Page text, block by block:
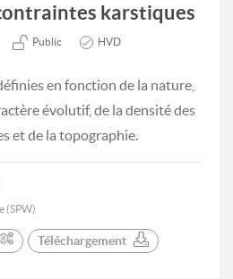
karstiques
Public HVD
en fonction de la nature,
évolutif, de la densité des
et de la topographie.
(SPW)
Téléchargement